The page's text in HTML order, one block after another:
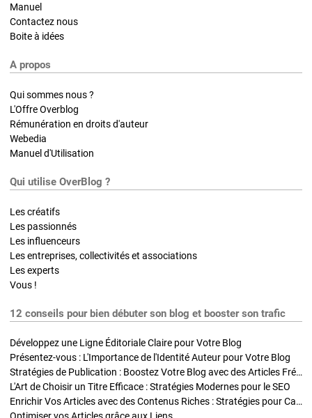
Manuel
Contactez nous
Boite à idées
A propos
Qui sommes nous ?
L'Offre Overblog
Rémunération en droits d'auteur
Webedia
Manuel d'Utilisation
Qui utilise OverBlog ?
Les créatifs
Les passionnés
Les influenceurs
Les entreprises, collectivités et associations
Les experts
Vous !
12 conseils pour bien débuter son blog et booster son trafic
Développez une Ligne Éditoriale Claire pour Votre Blog
Présentez-vous : L'Importance de l'Identité Auteur pour Votre Blog
Stratégies de Publication : Boostez Votre Blog avec des Articles Fréquents et Exclusifs
L'Art de Choisir un Titre Efficace : Stratégies Modernes pour le SEO
Enrichir Vos Articles avec des Contenus Riches : Stratégies pour Captiver et Optimiser